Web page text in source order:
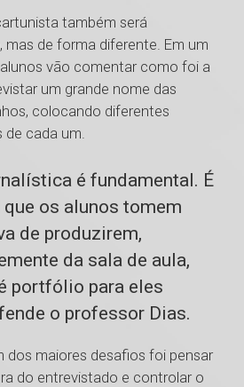
também será
mas de forma diferente. Em um
vão comentar como foi a
um grande nome das
colocando diferentes
cada um.
é fundamental. É
os alunos tomem
de produzirem,
da sala de aula,
portfólio para eles
o professor Dias.
dos maiores desafios foi pensar
do entrevistado e controlar o